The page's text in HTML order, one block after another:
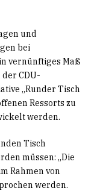
und
bei
vernünftiges Maß
CDU-
„Runder Tisch
Ressorts zu
werden.
Tisch
müssen: „Die
Rahmen von
werden.